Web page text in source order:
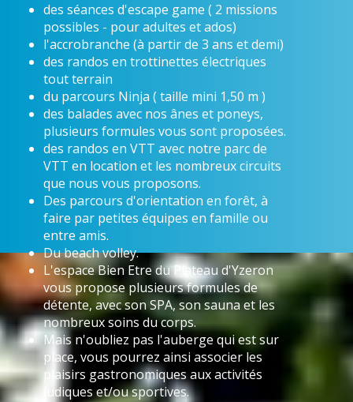
des séances d'escape game ( 2 missions
possibles - pour adultes et ados)
l'accrobranche (à partir de 3 ans et demi)
des randos en trottinettes électriques
tout terrain
du parcours Ninja ( taille mini 1,50 m )
des balades avec nos ânes et poneys,
plusieurs formules vous sont proposées.
des randos en VTT avec notre parc de
VTT en location et les nombreux circuits
que nous vous proposons.
Des parcours d'orientation en forêt, à
faire par petites équipes en famille ou
entre amis.
Du beach volley.
L'espace Bien Etre du Plateau d'Yzeron
vous propose plusieurs formules de
détente, avec son SPA, son sauna et les
nombreux soins du corps.
Mais n'oubliez pas l'auberge qui est sur
place, vous pourrez ainsi associer les
plaisirs gastronomiques aux activités
ludiques et/ou sportives.